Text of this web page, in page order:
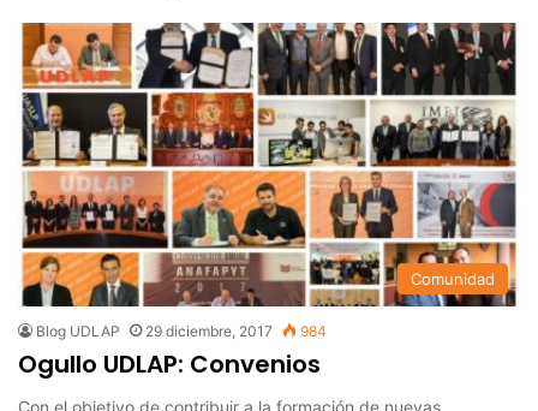
Comunidad
Blog UDLAP 29 diciembre, 2017 984
Ogullo UDLAP: Convenios
Con el objetivo de contribuir a la formación de nuevas